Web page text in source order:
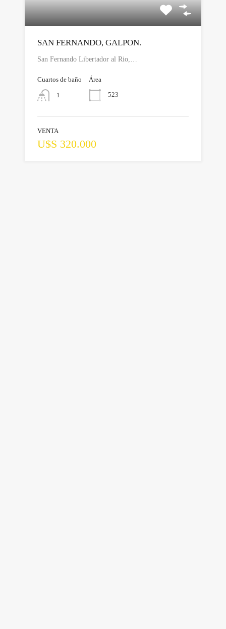
SAN FERNANDO, GALPON.
San Fernando Libertador al Rio,…
Cuartos de baño
1
Área
523
VENTA
U$S 320.000